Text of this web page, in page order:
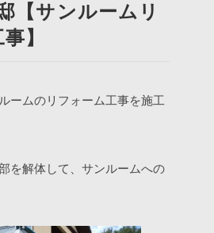
【サンルームリ
】
ームのリフォーム工事を施工
を解体して、サンルームへの